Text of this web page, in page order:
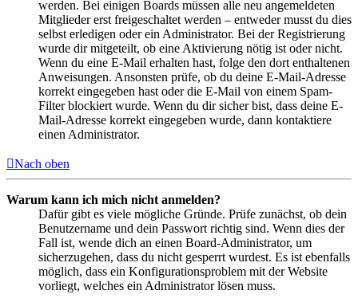
werden. Bei einigen Boards müssen alle neu angemeldeten
Mitglieder erst freigeschaltet werden – entweder musst du dies
selbst erledigen oder ein Administrator. Bei der Registrierung
wurde dir mitgeteilt, ob eine Aktivierung nötig ist oder nicht.
Wenn du eine E-Mail erhalten hast, folge den dort enthaltenen
Anweisungen. Ansonsten prüfe, ob du deine E-Mail-Adresse
korrekt eingegeben hast oder die E-Mail von einem Spam-
Filter blockiert wurde. Wenn du dir sicher bist, dass deine E-
Mail-Adresse korrekt eingegeben wurde, dann kontaktiere
einen Administrator.
Nach oben
Warum kann ich mich nicht anmelden?
Dafür gibt es viele mögliche Gründe. Prüfe zunächst, ob dein
Benutzername und dein Passwort richtig sind. Wenn dies der
Fall ist, wende dich an einen Board-Administrator, um
sicherzugehen, dass du nicht gesperrt wurdest. Es ist ebenfalls
möglich, dass ein Konfigurationsproblem mit der Website
vorliegt, welches ein Administrator lösen muss.